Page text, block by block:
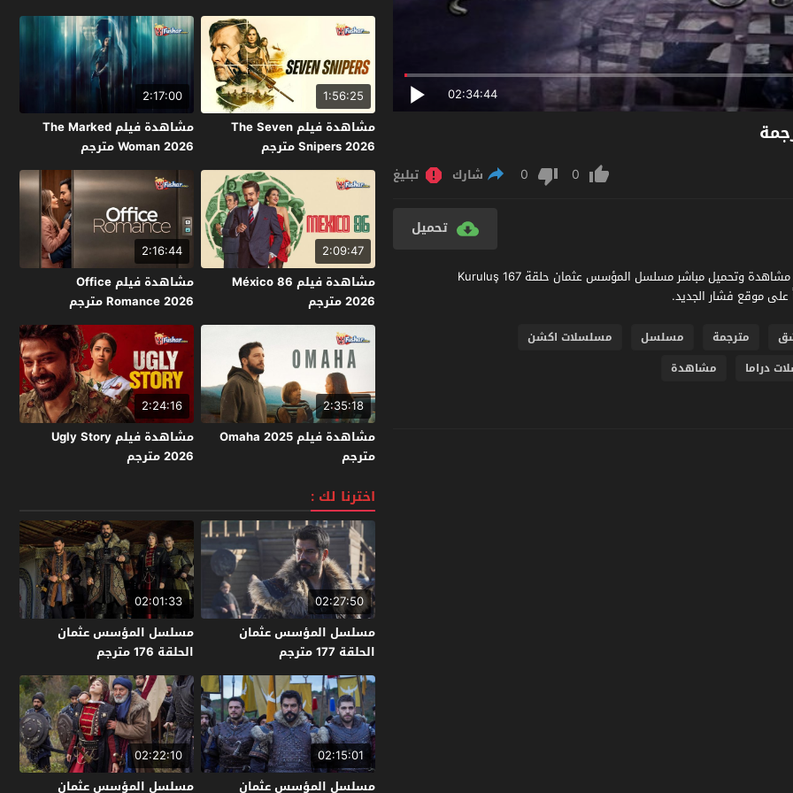
02:34:44
0
0 شارك تبليغ
تحميل
مشاهدة مسلسل المؤسس عثمان الحلقة 167 مترجمة عربي اون لاين مشاهدة وتحميل مباشر مسلسل المؤسس عثمان حلقة 167 Kuruluş
مترجمة مسلسل
مسلسلات اكشن
دراما مشاهدة
1:56:25
مشاهدة فيلم The Seven
Snipers 2026 مترجم
2:17:00
مشاهدة فيلم The Marked
Woman 2026 مترجم
2:09:47
مشاهدة فيلم México 86
2026 مترجم
2:16:44
مشاهدة فيلم Office
Romance 2026 مترجم
2:35:18
مشاهدة فيلم Omaha 2025
مترجم
2:24:16
مشاهدة فيلم Ugly Story
2026 مترجم
اخترنا لك :
02:27:50
مسلسل المؤسس عثمان
الحلقة 177 مترجم
02:01:33
مسلسل المؤسس عثمان
الحلقة 176 مترجم
02:15:01
مسلسل المؤسس عثمان
02:22:10
مسلسل المؤسس عثمان